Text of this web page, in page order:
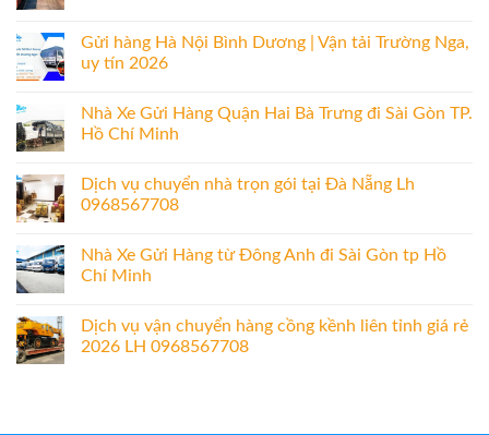
Gửi hàng Hà Nội Bình Dương | Vận tải Trường Nga,
uy tín 2026
Nhà Xe Gửi Hàng Quận Hai Bà Trưng đi Sài Gòn TP.
Hồ Chí Minh
Dịch vụ chuyển nhà trọn gói tại Đà Nẵng Lh
0968567708
Nhà Xe Gửi Hàng từ Đông Anh đi Sài Gòn tp Hồ
Chí Minh
Dịch vụ vận chuyển hàng cồng kềnh liên tỉnh giá rẻ
2026 LH 0968567708